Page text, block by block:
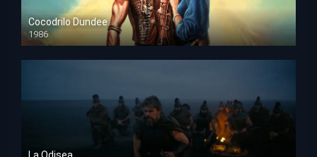
Cocodrilo Dundee
1986
HD 1080p